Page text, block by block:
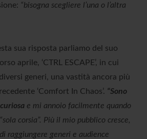
“bisogna scegliere l’una o l’altra
sua risposta parliamo del suo
aprile, ‘CTRL ESCAPE’, in cui
generi, una vastità ancora più
‘Comfort In Chaos’. “Sono
e mi annoio facilmente quando
corsia”. Più il mio pubblico cresce,
raggiungere generi e audience